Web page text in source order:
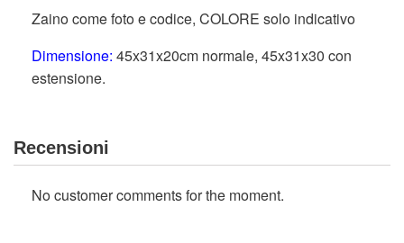
Zaino come foto e codice, COLORE solo indicativo
Dimensione: 45x31x20cm normale, 45x31x30 con
estensione.
Recensioni
No customer comments for the moment.